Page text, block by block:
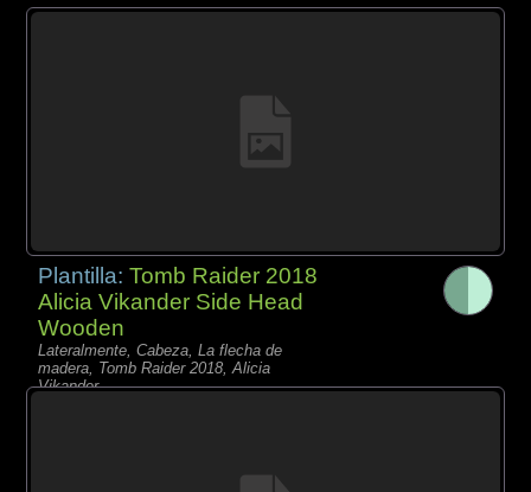
Plantilla:Tomb Raider 2018
Alicia Vikander Side Head
Wooden
Lateralmente, Cabeza, La flecha de
madera, Tomb Raider 2018, Alicia
Vikander,